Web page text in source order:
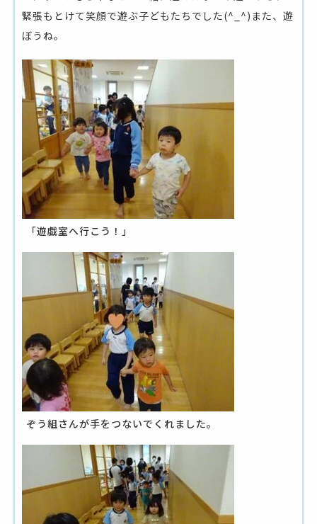
緊張もとけて笑顔で遊ぶ子どもたちでした(^_^)また、遊
ぼうね。
「遊戯室へ行こう！」
ぞう組さんが手をつないでくれました。